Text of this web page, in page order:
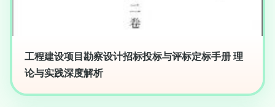
工程建设项目勘察设计招标投标与评标定标手册 理
论与实践深度解析